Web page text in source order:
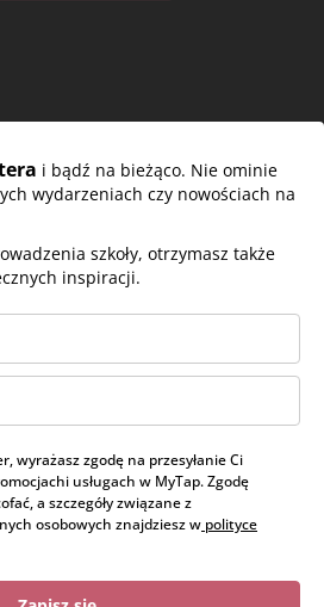
i bądź na bieżąco. Nie ominie
wydarzeniach czy nowościach na
szkoły, otrzymasz także
inspiracji.
wyrażasz zgodę na przesyłanie Ci
usługach w MyTap. Zgodę
a szczegóły związane z
osobowych znajdziesz w polityce